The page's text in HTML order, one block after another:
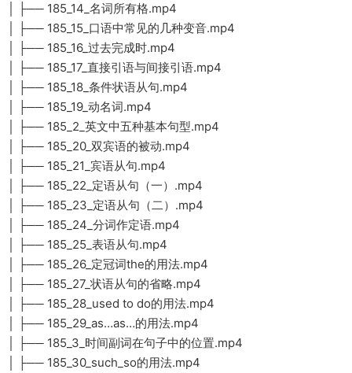
│ ├── 185_14_名词所有格.mp4
│ ├── 185_15_口语中常见的几种变音.mp4
│ ├── 185_16_过去完成时.mp4
│ ├── 185_17_直接引语与间接引语.mp4
│ ├── 185_18_条件状语从句.mp4
│ ├── 185_19_动名词.mp4
│ ├── 185_2_英文中五种基本句型.mp4
│ ├── 185_20_双宾语的被动.mp4
│ ├── 185_21_宾语从句.mp4
│ ├── 185_22_定语从句（一）.mp4
│ ├── 185_23_定语从句（二）.mp4
│ ├── 185_24_分词作定语.mp4
│ ├── 185_25_表语从句.mp4
│ ├── 185_26_定冠词the的用法.mp4
│ ├── 185_27_状语从句的省略.mp4
│ ├── 185_28_used to do的用法.mp4
│ ├── 185_29_as…as…的用法.mp4
│ ├── 185_3_时间副词在句子中的位置.mp4
│ ├── 185_30_such_so的用法.mp4